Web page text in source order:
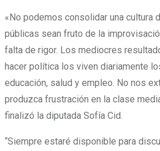
«No podemos consolidar una cultura
públicas sean fruto de la
falta de rigor. Los mediocres
hacer política los viven diariamente
educación, salud y empleo. No nos
produzca frustración en la clase
finalizó la diputada Sofía Cid.
“Siempre estaré disponible para